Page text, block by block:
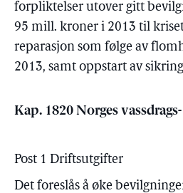
forpliktelser utover gitt
95 mill. kroner i 2013 til
reparasjon som følge av
2013, samt oppstart av
Kap. 1820 Norges
Post 1 Driftsutgifter
Det foreslås å øke